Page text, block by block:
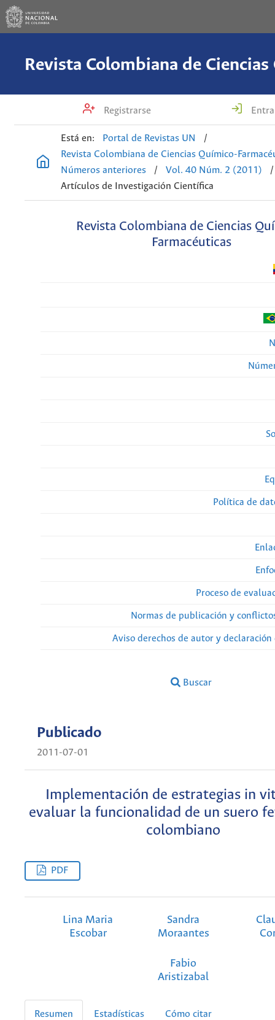
Registrarse
Está en: Portal de Revistas UN
/
Revista Colombiana de Ciencias Químico-
Números anteriores
/ Vol. 40 Núm. 2 (2011)
/
Artículos de Investigación Científica
Revista Colombiana de Ciencias
Farmacéuticas
Política de
Proceso de
Normas de publicación y
Aviso derechos de autor y
Buscar
Publicado
2011-07-01
Implementación de estrategias in
evaluar la funcionalidad de un suero
colombiano
PDF
Lina Maria
Escobar
Sandra
Moraantes
Fabio
Aristizabal
Resumen Estadísticas Cómo citar